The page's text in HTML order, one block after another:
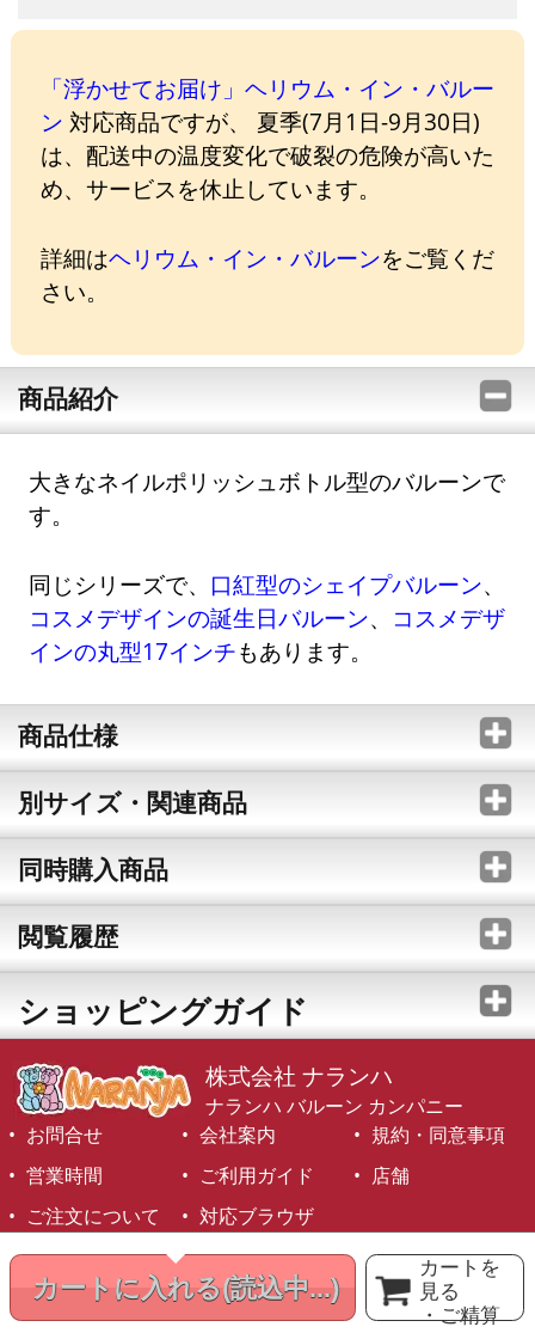
カートに入れる(読込中...)
カートを
見る
・ご精算
「浮かせてお届け」ヘリウム・イン・バルー
ン 対応商品ですが、 夏季(7月1日-9月30日)
は、配送中の温度変化で破裂の危険が高いた
め、サービスを休止しています。
詳細はヘリウム・イン・バルーンをご覧くだ
さい。
商品紹介
大きなネイルポリッシュボトル型のバルーンで
す。
同じシリーズで、 口紅型のシェイプバルーン、
コスメデザインの誕生日バルーン、
コスメデザ
インの丸型17インチもあります。
商品仕様
別サイズ・関連商品
同時購入商品
閲覧履歴
ショッピングガイド
株式会社 ナランハ
ナランハ バルーン カンパニー
お問合せ
会社案内
規約・同意事項
営業時間
ご利用ガイド
店舗
ご注文について
対応ブラウザ
©1999-2026 NARANJA Inc. All Rights Reserved.